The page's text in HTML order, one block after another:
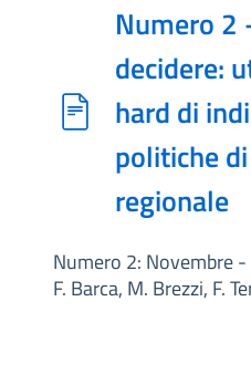
Numero 2
decidere:
hard di
politiche
regionale
Numero 2: Novembre
F. Barca, M. Brezzi, F.